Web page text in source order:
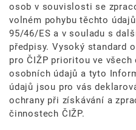
osob v souvislosti se
volném pohybu těchto
95/46/ES a v souladu s
předpisy. Vysoký standard
pro ČIŽP prioritou ve
osobních údajů a tyto
údajů jsou pro vás
ochrany při získávání a
činnostech ČIŽP.